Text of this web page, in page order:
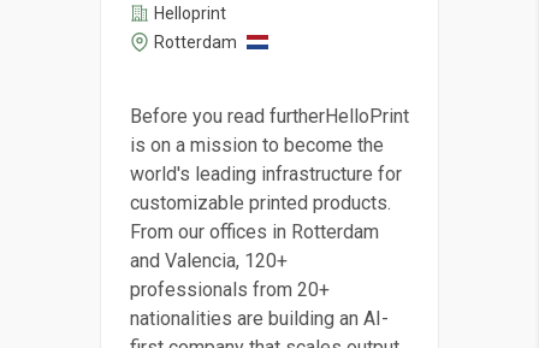
Helloprint
Rotterdam
Before you read furtherHelloPrint
is on a mission to become the
world's leading infrastructure for
customizable printed products.
From our offices in Rotterdam
and Valencia, 120+
professionals from 20+
nationalities are building an AI-